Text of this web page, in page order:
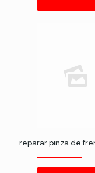
reparar pinza de